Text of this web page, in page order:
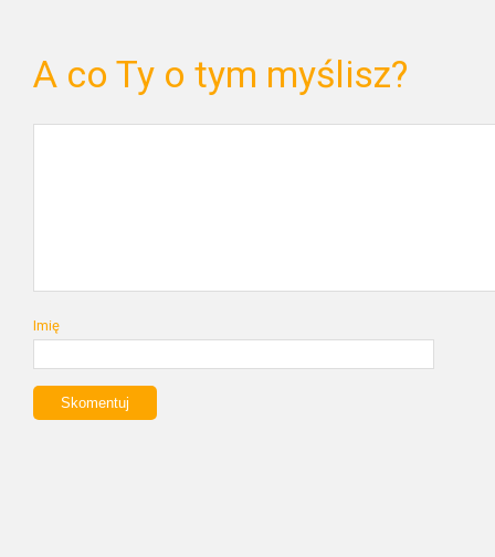
A co Ty o tym myślisz?
Imię